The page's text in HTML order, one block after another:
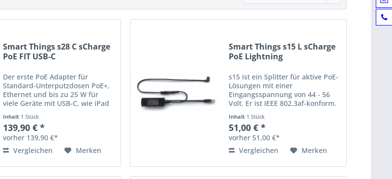
Smart Things s28 C sCharge
PoE FIT USB-C
Der erste PoE Adapter für
Standard-Unterputzdosen PoE+,
Ethernet und bis zu 25 W für
viele Geräte mit USB-C, wie iPad
Samsung Tab A/S und weitere!
Bisher war es ein schwieriges
Thema: PoE-Adapter/Splitter...
Inhalt 1 Stück
139,90 € *
vorher 139,90 €*
Vergleichen
Merken
Smart Things s15 L sCharge
PoE Lightning
s15 ist ein Splitter für aktive PoE-
Lösungen mit einer
Eingangsspannung von 44 - 56
Volt. Er ist IEEE 802.3af-konform.
Professionelle Lösung mit
Gigabit-Daten. Perfekt für
Konferenzräume, Kioske und
überall...
Inhalt 1 Stück
51,00 € *
vorher 51,00 €*
Vergleichen
Merken